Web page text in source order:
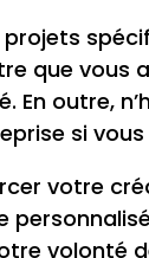
que vous
En outre,
si
votre
volonté